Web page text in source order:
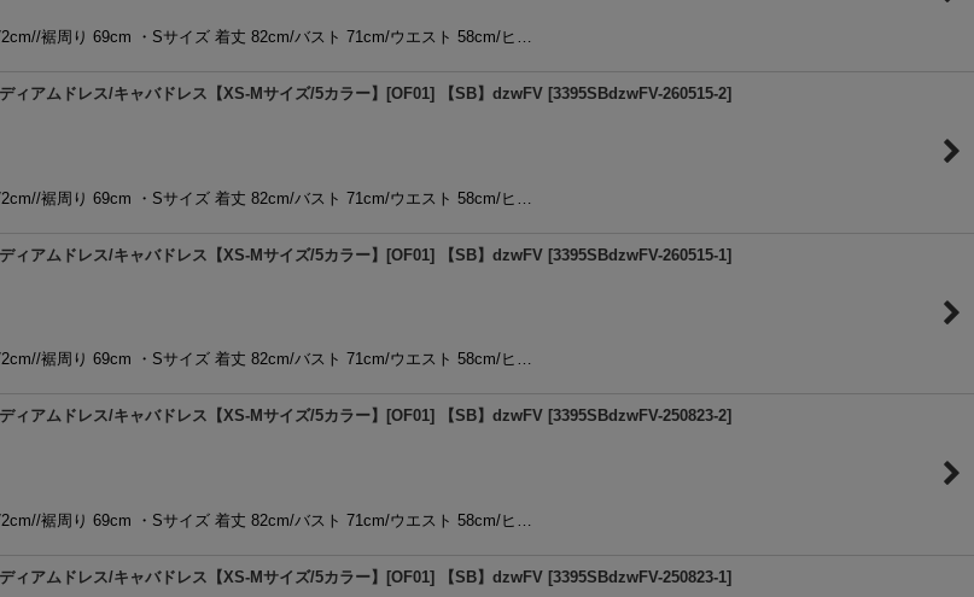
裾周り 69cm ・Sサイズ 着丈 82cm/バスト 71cm/ウエスト 58cm/ヒ…
ィアムドレス/キャバドレス【XS-Mサイズ/5カラー】[OF01] 【SB】dzwFV [3395SBdzwFV-260515-2]
裾周り 69cm ・Sサイズ 着丈 82cm/バスト 71cm/ウエスト 58cm/ヒ…
ィアムドレス/キャバドレス【XS-Mサイズ/5カラー】[OF01] 【SB】dzwFV [3395SBdzwFV-260515-1]
裾周り 69cm ・Sサイズ 着丈 82cm/バスト 71cm/ウエスト 58cm/ヒ…
ィアムドレス/キャバドレス【XS-Mサイズ/5カラー】[OF01] 【SB】dzwFV [3395SBdzwFV-250823-2]
裾周り 69cm ・Sサイズ 着丈 82cm/バスト 71cm/ウエスト 58cm/ヒ…
ィアムドレス/キャバドレス【XS-Mサイズ/5カラー】[OF01] 【SB】dzwFV [3395SBdzwFV-250823-1]